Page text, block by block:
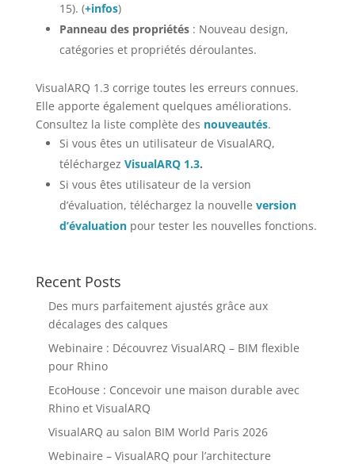
15). (+infos)
Panneau des propriétés : Nouveau design,
catégories et propriétés déroulantes.
VisualARQ 1.3 corrige toutes les erreurs connues.
Elle apporte également quelques améliorations.
Consultez la liste complète des nouveautés.
Si vous êtes un utilisateur de VisualARQ,
téléchargez VisualARQ 1.3.
Si vous êtes utilisateur de la version
d’évaluation, téléchargez la nouvelle version
d’évaluationpour tester les nouvelles fonctions.
Recent Posts
Des murs parfaitement ajustés grâce aux
décalages des calques
Webinaire : Découvrez VisualARQ – BIM flexible
pour Rhino
EcoHouse : Concevoir une maison durable avec
Rhino et VisualARQ
VisualARQ au salon BIM World Paris 2026
Webinaire – VisualARQ pour l’architecture